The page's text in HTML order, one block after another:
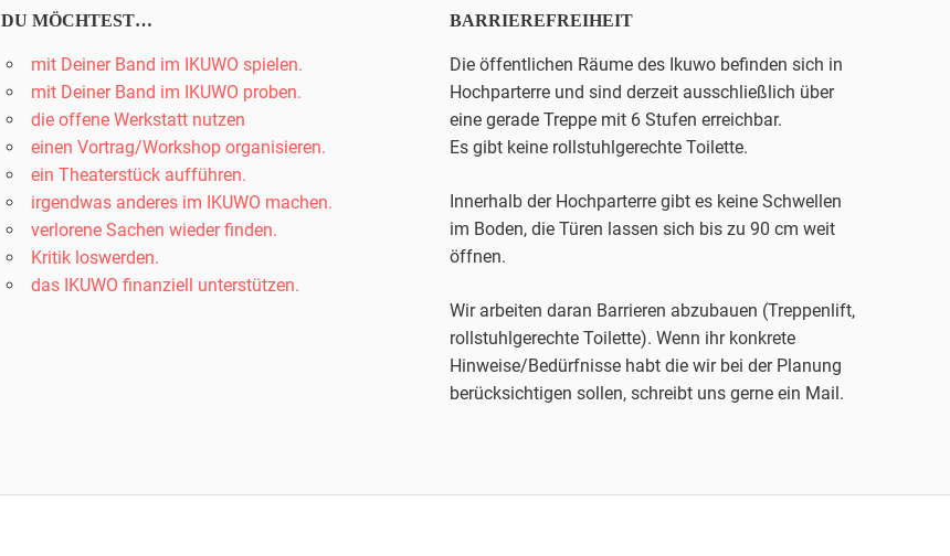
DU MÖCHTEST…
mit Deiner Band im IKUWO spielen.
mit Deiner Band im IKUWO proben.
die offene Werkstatt nutzen
einen Vortrag/Workshop organisieren.
ein Theaterstück aufführen.
irgendwas anderes im IKUWO machen.
verlorene Sachen wieder finden.
Kritik loswerden.
das IKUWO finanziell unterstützen.
BARRIEREFREIHEIT
Die öffentlichen Räume des Ikuwo befinden sich in
Hochparterre und sind derzeit ausschließlich über
eine gerade Treppe mit 6 Stufen erreichbar.
Es gibt keine rollstuhlgerechte Toilette.
Innerhalb der Hochparterre gibt es keine Schwellen
im Boden, die Türen lassen sich bis zu 90 cm weit
öffnen.
Wir arbeiten daran Barrieren abzubauen (Treppenlift,
rollstuhlgerechte Toilette). Wenn ihr konkrete
Hinweise/Bedürfnisse habt die wir bei der Planung
berücksichtigen sollen, schreibt uns gerne ein Mail.